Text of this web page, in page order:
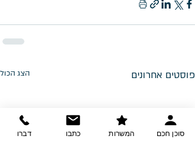
פוסטים אחרונים הצג הכול
דברו כתבו המשרות סוכן חכם